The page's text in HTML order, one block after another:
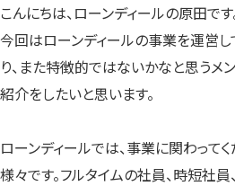
こんにちは、ローンディールの原田です
今回はローンディールの事業を運営
り、また特徴的ではないかなと思うメ
紹介をしたいと思います。
ローンディールでは、事業に関わって
様々です。フルタイムの社員、時短社員